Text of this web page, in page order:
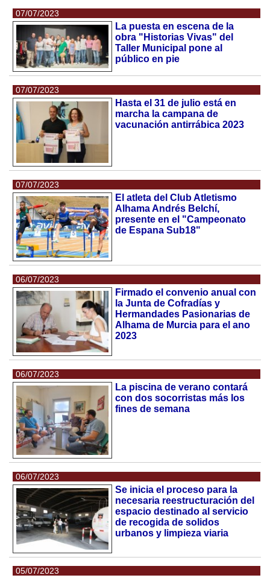
07/07/2023
La puesta en escena de la
obra "Historias Vivas" del
Taller Municipal pone al
público en pie
07/07/2023
Hasta el 31 de julio está en
marcha la campana de
vacunación antirrábica 2023
07/07/2023
El atleta del Club Atletismo
Alhama Andrés Belchí,
presente en el "Campeonato
de Espana Sub18"
06/07/2023
Firmado el convenio anual con
la Junta de Cofradías y
Hermandades Pasionarias de
Alhama de Murcia para el ano
2023
06/07/2023
La piscina de verano contará
con dos socorristas más los
fines de semana
06/07/2023
Se inicia el proceso para la
necesaria reestructuración del
espacio destinado al servicio
de recogida de solidos
urbanos y limpieza viaria
05/07/2023